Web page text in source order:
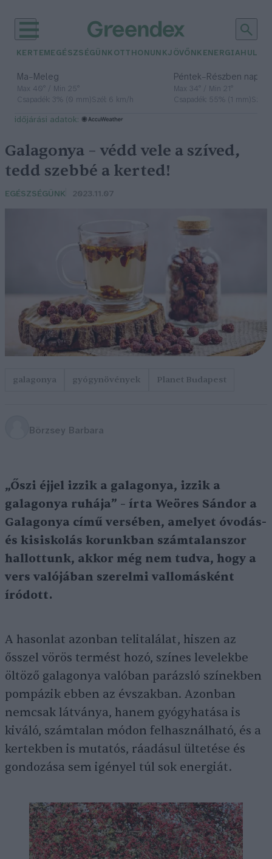
KERTEM EGÉSZSÉGÜNK OTTHONUNKJÖVŐNK ENERGIA
Ma– Meleg
Max 40° / Min 25°
Csapadék: 3% (0 mm)Szél: 6 km/h
Péntek– Részben
Max 34° / Min 21°
Csapadék: 55% (1 mm)Szél:
időjárási adatok:
Galagonya – védd vele a szíved,
tedd szebbé a kerted!
EGÉSZSÉGÜNK 2023.11.07
galagonya gyógynövények Planet Budapest
Börzsey Barbara
„Őszi éjjel izzik a galagonya, izzik a
galagonya ruhája” – írta Weöres Sándor a
Galagonya című versében, amelyet óvodás-
és kisiskolás korunkban számtalanszor
hallottunk, akkor még nem tudva, hogy a
vers valójában szerelmi vallomásként
íródott.
A hasonlat azonban telitalálat, hiszen az
ősszel vörös termést hozó, színes levelekbe
öltöző galagonya valóban parázsló színekben
pompázik ebben az évszakban. Azonban
nemcsak látványa, hanem gyógyhatása is
kiváló, számtalan módon felhasználható, és a
kertekben is mutatós, ráadásul ültetése és
gondozása sem igényel túl sok energiát.